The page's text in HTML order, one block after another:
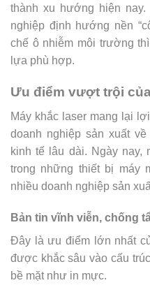
thành xu hướng hiện
nghiệp định hướng nền
chế ô nhiễm môi trường
lựa phù hợp.
Ưu điểm vượt trội
Máy khắc laser mang lại
doanh nghiệp sản xuất
kinh tế lâu dài. Ngày nay,
trong những thiết bị máy
nhiều doanh nghiệp sản
Bản tin vĩnh viễn, chống
Đây là ưu điểm lớn nhất
được khắc sâu vào cấu
bề mặt như in mực.